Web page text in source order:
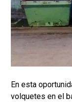
En esta
volquetes en el